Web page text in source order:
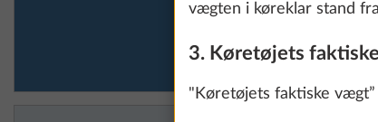
vægten i køreklar stand
3. Køretøjets
"Køretøjets faktiske